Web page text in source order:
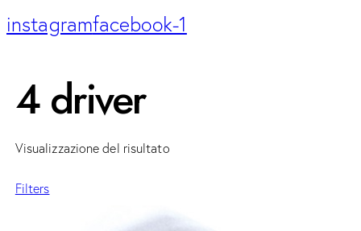
instagramfacebook-1
4 driver
Visualizzazione del risultato
Filters